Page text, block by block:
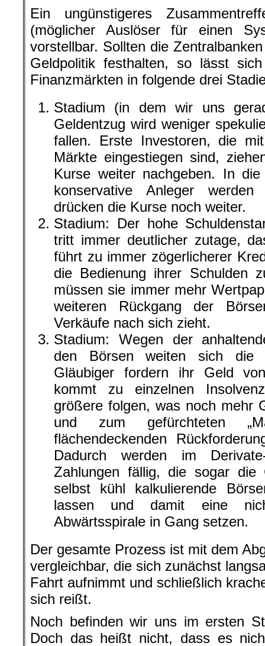
Ein ungünstigeres
(möglicher Auslöser für einen
vorstellbar. Sollten die
Geldpolitik festhalten, so lässt
Finanzmärkten in folgende drei
Stadium (in dem wir uns
Geldentzug wird weniger
fallen. Erste Investoren, die
Märkte eingestiegen sind,
Kurse weiter nachgeben. In die
konservative Anleger
drücken die Kurse noch weiter.
Stadium: Der hohe
tritt immer deutlicher zutage,
führt zu immer zögerlicherer
die Bedienung ihrer Schulden
müssen sie immer mehr
weiteren Rückgang der
Verkäufe nach sich zieht.
Stadium: Wegen der
den Börsen weiten sich die
Gläubiger fordern ihr Geld
kommt zu einzelnen
größere folgen, was noch mehr
und zum gefürchteten
flächendeckenden
Dadurch werden im
Zahlungen fällig, die sogar die
selbst kühl kalkulierende
lassen und damit eine
Abwärtsspirale in Gang setzen.
Der gesamte Prozess ist mit dem
vergleichbar, die sich zunächst
Fahrt aufnimmt und schließlich
sich reißt.
Noch befinden wir uns im ersten
Doch das heißt nicht, dass es